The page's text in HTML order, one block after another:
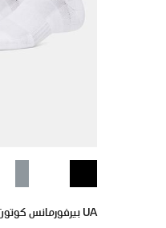
UA بيرفورمانس كوتون